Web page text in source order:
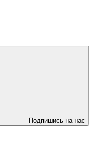
Подпишись на нас